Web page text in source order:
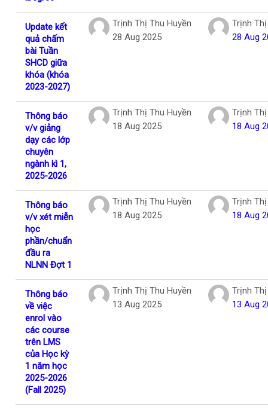
Update kết
quả chấm
bài Tuần
SHCD giữa
khóa (khóa
2023-2027)
Trịnh Thị Thu Huyền
28 Aug 2025
Trịnh
28 Aug
Thông báo
v/v giảng
dạy các lớp
chuyên
ngành kì 1,
2025-2026
Trịnh Thị Thu Huyền
18 Aug 2025
Trịnh
18 Aug
Thông báo
v/v xét miễn
học
phần/chuẩn
đầu ra
NLNN Đợt 1
Trịnh Thị Thu Huyền
18 Aug 2025
Trịnh
18 Aug
Thông báo
về việc
enrol vào
các course
trên LMS
của Học kỳ
1 năm học
2025-2026
(Fall 2025)
Trịnh Thị Thu Huyền
13 Aug 2025
Trịnh
13 Aug